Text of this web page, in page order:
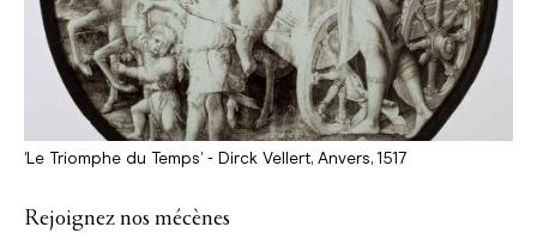
Rejoignez nos mécènes
‘Le Triomphe du Temps’ - Dirck Vellert, Anvers, 1517